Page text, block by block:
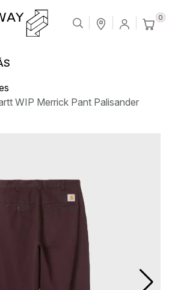
0
WIP Merrick Pant Palisander